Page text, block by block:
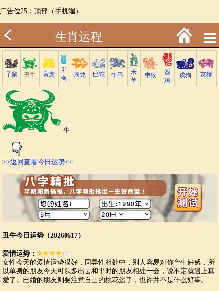
广告位25：顶部（手机端）
生肖运程
子鼠 丑牛 寅虎
卯
兔
辰龙 巳蛇 午马
未
羊
申猴
酉
鸡
戌狗 亥猪
牛
>>返回查看今日运势<<
丑牛今日运势（20260617）
爱情运势：
女性今天的爱情运势很好，同异性相处中，别人容易对你产生好感，所
以单身的朋友今天可以多出去和平时的朋友相处一会，说不定就遇上真
爱了。已婚的朋友则要注意自己的桃花运了，也许并不是什么好事。